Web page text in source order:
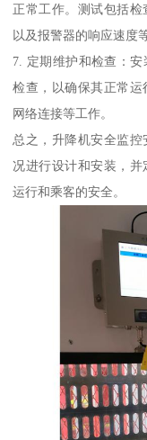
正常工作。测试包括
以及报警器的响应速度等
7. 定期维护和检查：
检查，以确保其正常
网络连接等工作。
总之，升降机安全监
况进行设计和安装，
运行和乘客的安全。